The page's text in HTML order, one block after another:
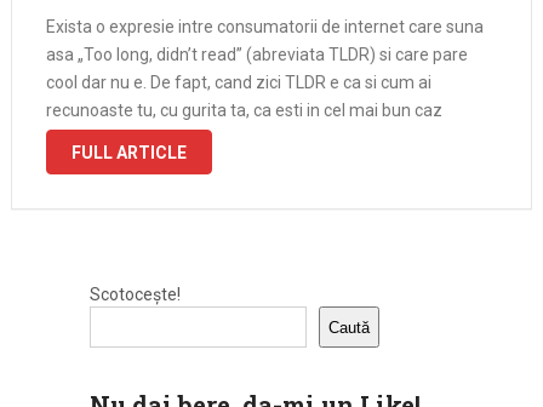
Exista o expresie intre consumatorii de internet care suna
asa „Too long, didn’t read” (abreviata TLDR) si care pare
cool dar nu e. De fapt, cand zici TLDR e ca si cum ai
recunoaste tu, cu gurita ta, ca esti in cel mai bun caz
bolnav …
FULL ARTICLE
Scotocește!
Caută